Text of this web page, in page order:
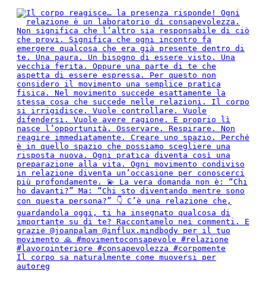
Il corpo sa naturalmente come muoversi per
autoreg